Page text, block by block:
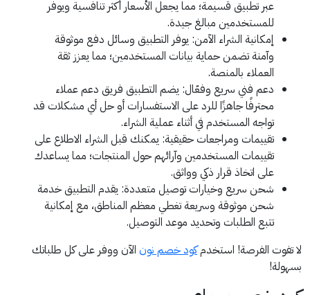
عبر تطبيق قسيمة؛ مما يجعل الأسعار أكثر تنافسية ويوفر
للمستخدمين مبالغ جيدة.
إمكانية الشراء الآمن: يوفر التطبيق وسائل دفع موثوقة
وآمنة تضمن حماية بيانات المستخدمين؛ مما يعزز ثقة
العملاء بالمنصة.
دعم فني سريع وفعّال: يضم التطبيق فريق دعم عملاء
محترفًا جاهزًا للرد على الاستفسارات أو حل أي مشكلات قد
تواجه المستخدم في أثناء عملية الشراء.
تقييمات ومراجعات حقيقية: يمكنك قبل الشراء الاطلاع على
تقييمات المستخدمين وآرائهم حول المنتجات؛ مما يساعدك
على اتخاذ قرار ذكي وواثق.
شحن سريع وخيارات توصيل متعددة: يقدم التطبيق خدمة
شحن موثوقة وسريعة تغطي معظم المناطق، مع إمكانية
تتبع الطلبات وتحديد موعد التوصيل.
لا تفوت الفرصة! استخدمكود خصم نون الآن ووفر على كل طلباتك
بسهولة!